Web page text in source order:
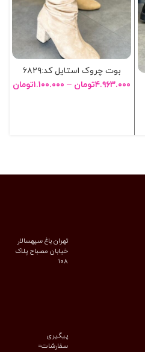
بوت چروک استایل کد:۶۸۲۹
۴.۹۶۳.۰۰۰تومان – ۱.۱۰۰.۰۰۰تومان
تهران باغ سپهسالار
خیابان مصباح پلاک
۱۰۸
پیگیری
سفارشات=